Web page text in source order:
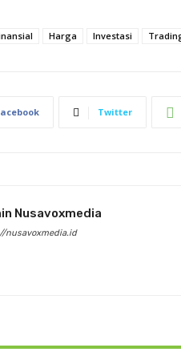
Harga Investasi
Twitter
Nusavoxmedia
nusavoxmedia.id